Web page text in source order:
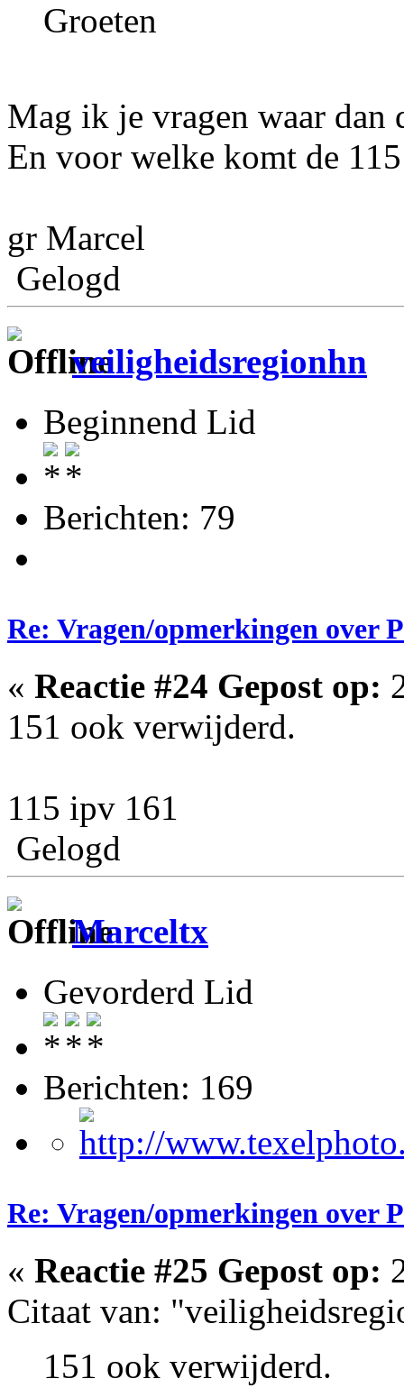
Groeten
Mag ik je vragen waar dan
En voor welke komt de
gr Marcel
Gelogd
veiligheidsregionhn
Beginnend Lid
Berichten: 79
Re: Vragen/opmerkingen over
« Reactie #24 Gepost op:
151 ook verwijderd.
115 ipv 161
Gelogd
Marceltx
Gevorderd Lid
Berichten: 169
Re: Vragen/opmerkingen over
« Reactie #25 Gepost op:
Citaat van:
151 ook verwijderd.